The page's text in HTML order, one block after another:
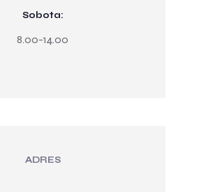
Sobota:
8.00-14.00
ADRES